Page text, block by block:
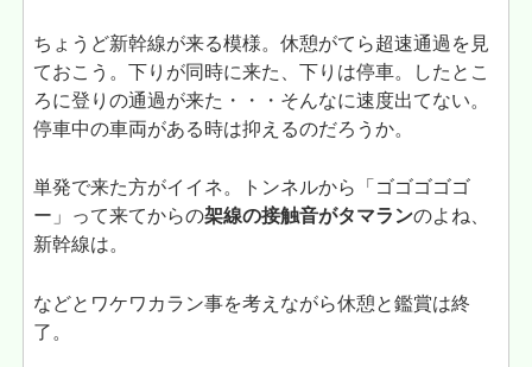
ちょうど新幹線が来る模様。休憩がてら超速通過を見
ておこう。下りが同時に来た、下りは停車。したとこ
ろに登りの通過が来た・・・そんなに速度出てない。
停車中の車両がある時は抑えるのだろうか。
単発で来た方がイイネ。トンネルから「ゴゴゴゴゴ
ー」って来てからの架線の接触音がタマランのよね、
新幹線は。
などとワケワカラン事を考えながら休憩と鑑賞は終
了。